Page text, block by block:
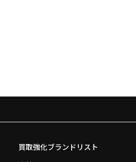
買取強化ブランドリスト